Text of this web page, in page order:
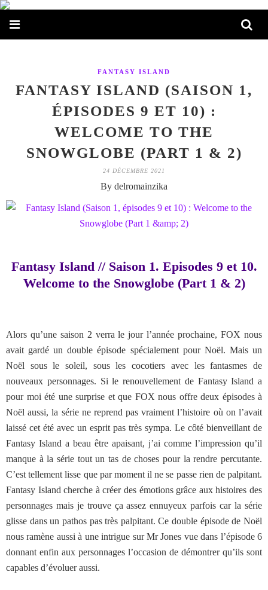
FANTASY ISLAND
FANTASY ISLAND (SAISON 1,
ÉPISODES 9 ET 10) :
WELCOME TO THE
SNOWGLOBE (PART 1 & 2)
24 DÉCEMBRE 2021
By delromainzika
Fantasy Island // Saison 1. Episodes 9 et 10.
Welcome to the Snowglobe (Part 1 & 2)
Alors qu’une saison 2 verra le jour l’année prochaine, FOX nous
avait gardé un double épisode spécialement pour Noël. Mais un
Noël sous le soleil, sous les cocotiers avec les fantasmes de
nouveaux personnages. Si le renouvellement de Fantasy Island a
pour moi été une surprise et que FOX nous offre deux épisodes à
Noël aussi, la série ne reprend pas vraiment l’histoire où on l’avait
laissé cet été avec un esprit pas très sympa. Le côté bienveillant de
Fantasy Island a beau être apaisant, j’ai comme l’impression qu’il
manque à la série tout un tas de choses pour la rendre percutante.
C’est tellement lisse que par moment il ne se passe rien de palpitant.
Fantasy Island cherche à créer des émotions grâce aux histoires des
personnages mais je trouve ça assez ennuyeux parfois car la série
glisse dans un pathos pas très palpitant. Ce double épisode de Noël
nous ramène aussi à une intrigue sur Mr Jones vue dans l’épisode 6
donnant enfin aux personnages l’occasion de démontrer qu’ils sont
capables d’évoluer aussi.